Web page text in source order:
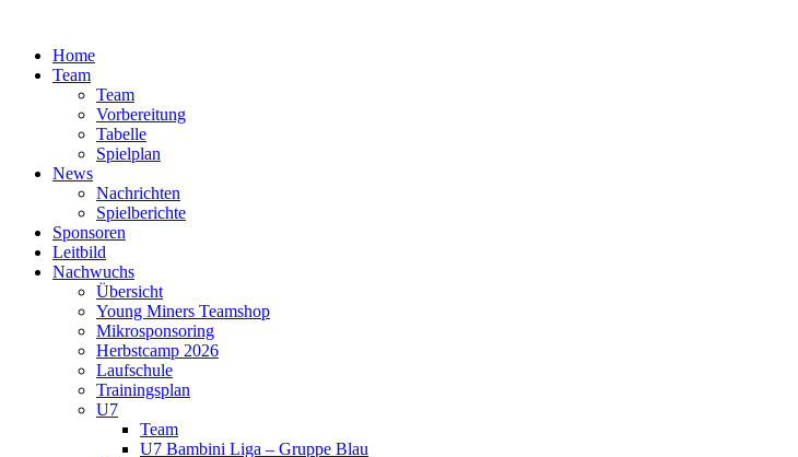
springenHome
Team
Team
Vorbereitung
Tabelle
Spielplan
News
Nachrichten
Spielberichte
Sponsoren
Leitbild
Nachwuchs
Übersicht
Young Miners Teamshop
Mikrosponsoring
Herbstcamp 2026
Laufschule
Trainingsplan
U7
Team
U7 Bambini Liga – Gruppe Blau